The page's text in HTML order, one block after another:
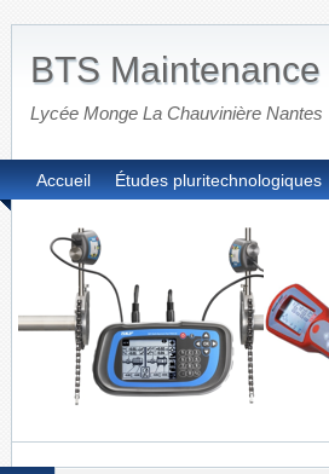
BTS
Lycée Monge La Chauvinière Nantes
Accueil Études pluritechnologiques